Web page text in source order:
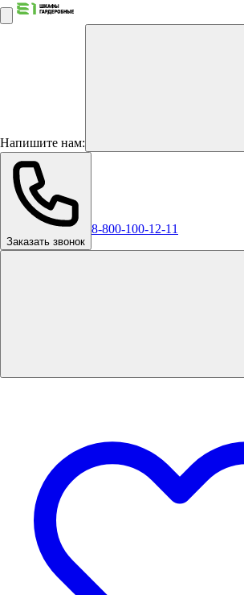
Напишите нам:
Заказать звонок
8-800-100-12-11